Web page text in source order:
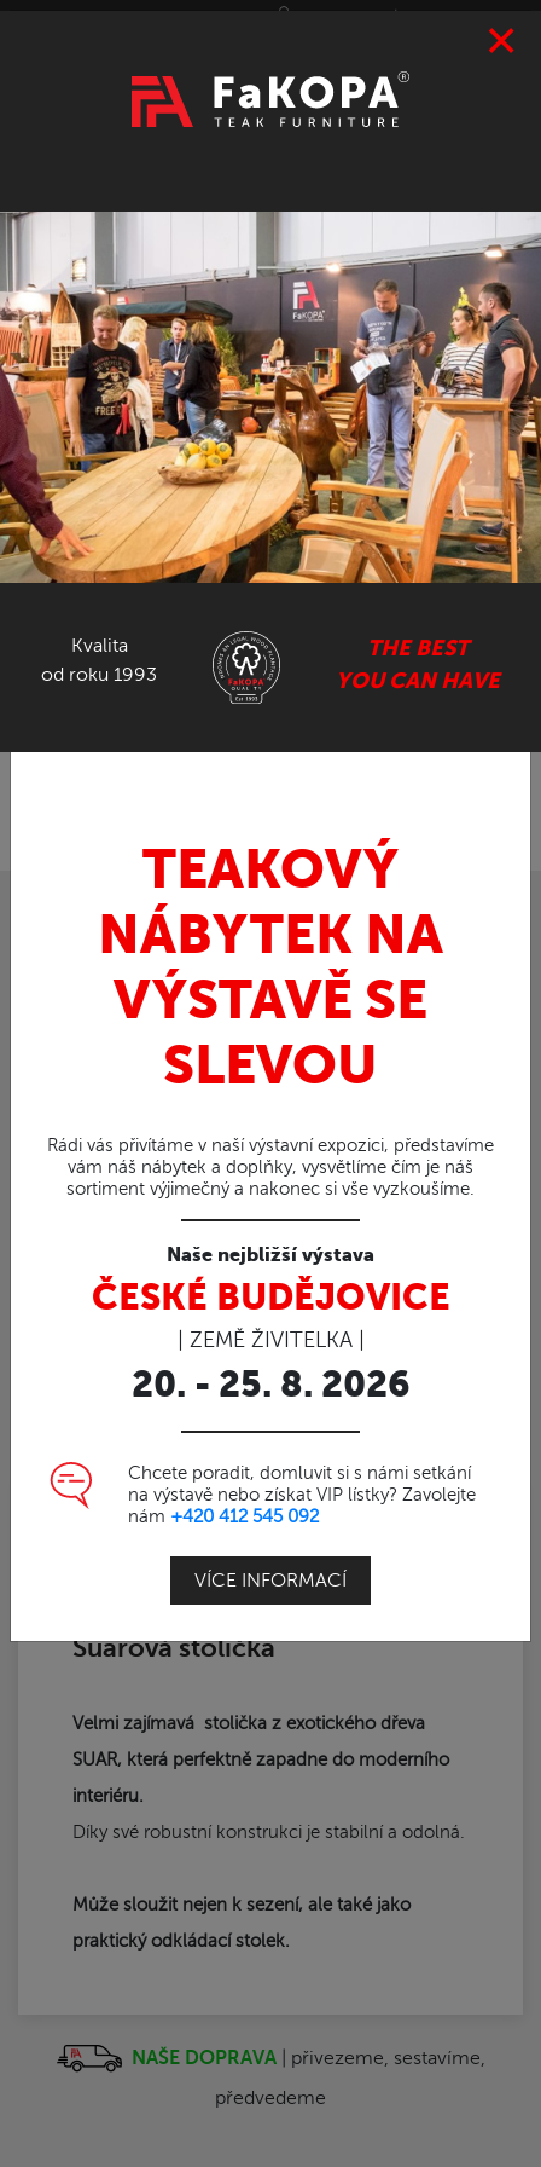
×
Kvalita
od roku 1993
THE BEST
YOU CAN HAVE
TEAKOVÝ
NÁBYTEK NA
VÝSTAVĚ SE
SLEVOU
Rádi vás přivítáme v naší výstavní expozici, představíme
vám náš nábytek a doplňky, vysvětlíme čím je náš
sortiment výjimečný a nakonec si vše vyzkoušíme.
Naše nejbližší výstava
ČESKÉ BUDĚJOVICE
| ZEMĚ ŽIVITELKA |
20. - 25. 8. 2026
Chcete poradit, domluvit si s námi setkání
na výstavě nebo získat VIP lístky? Zavolejte
nám +420 412 545 092
VÍCE INFORMACÍ
VÝSTAVY 2026
prázdný
CZK EUR
TEAK
ART / DOPLŇKY
RATAN
NÁBYTEK ZE SUARU
GASTRO NÁBYTEK
Obj. číslo | 2412037
Stolička z e SUARU
Suarová stolička
Velmi zajímavá stolička z exotického dřeva
SUAR, která perfektně zapadne do moderního
interiéru.
Díky své robustní konstrukci je stabilní a odolná.
Může sloužit nejen k sezení, ale také jako
praktický odkládací stolek.
NAŠE DOPRAVA| přivezeme, sestavíme,
předvedeme